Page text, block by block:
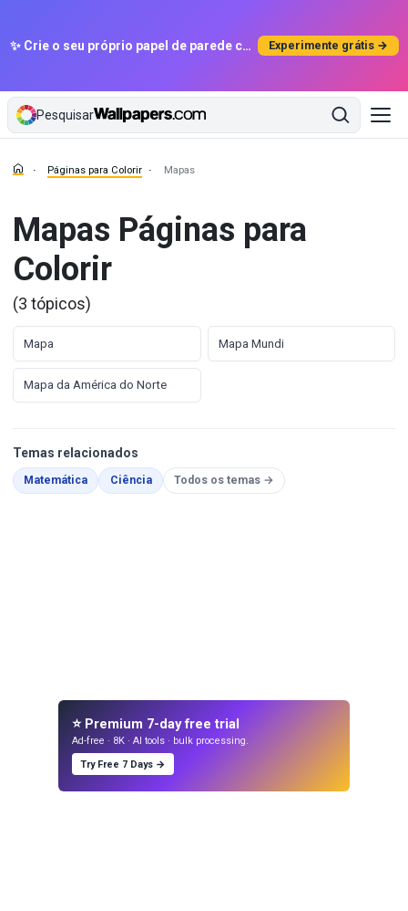
✨ Crie o seu próprio papel de parede com IA Experimente grátis →
Pesquisar
Páginas para Colorir Mapas
Mapas Páginas para
Colorir
(3 tópicos)
Mapa Mapa Mundi
Mapa da América do Norte
Temas relacionados
MatemáticaPáginas para Colorir
CiênciaPáginas para Colorir
Todos os temas →
⭐ Premium 7-day free trial
Ad-free · 8K · AI tools · bulk processing.
Try Free 7 Days →